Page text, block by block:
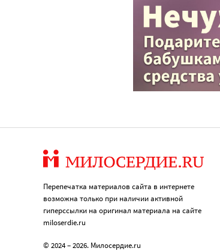
Перепечатка материалов сайта в интернете
возможна только при наличии активной
гиперссылки на оригинал материала на сайте
miloserdie.ru
© 2024 – 2026. Милосердие.ru